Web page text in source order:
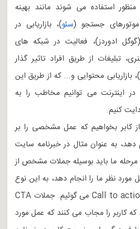
استفاده می شوند مانند بهینه
جستجو (سئو)، بازاریابی در
ادوردز)، فعالیت در شبکه های
تبلیغات از طریق افراد تاثیر گذار
بازاریابی محتوایی و... که از طریق این
در اینترنت می توانیم مخاطب را به
کنیم.
کابر بخواهیم که عمل مشخصی را بر
به عنوان مثال در خبرنامه سایت
ما باید بوسیله جملات مشخص از
مورد نظر ما را انجام دهد، به این نوع
از جملات CTA یا Call to action می گوئیم. جملات CTA
کاربر را مجاب می کنند که عمل مورد